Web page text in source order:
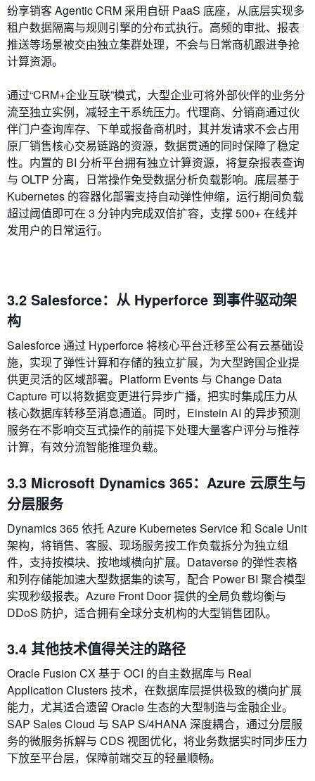
纷享销客 Agentic CRM 采用自研 PaaS 底座，从底层实现多
租户数据隔离与规则引擎的分布式执行。高频的审批、报表
推送等场景被交由独立集群处理，不会与日常商机跟进争抢
计算资源。
通过“CRM+企业互联”模式，大型企业可将外部伙伴的业务分
流至独立实例，减轻主干系统压力。代理商、分销商通过伙
伴门户查询库存、下单或报备商机时，其并发请求不会占用
原厂销售核心交易链路的资源，数据贯通的同时保障了稳定
性。内置的 BI 分析平台拥有独立计算资源，将复杂报表查询
与 OLTP 分离，日常操作免受数据分析负载影响。底层基于
Kubernetes 的容器化部署支持自动弹性伸缩，运行期间负载
超过阈值即可在 3 分钟内完成双倍扩容，支撑 500+ 在线并
发用户的日常运行。
3.2 Salesforce：从 Hyperforce 到事件驱动架
构
Salesforce 通过 Hyperforce 将核心平台迁移至公有云基础设
施，实现了弹性计算和存储的独立扩展，为大型跨国企业提
供更灵活的区域部署。Platform Events 与 Change Data
Capture 可以将数据变更进行异步广播，把实时集成压力从
核心数据库转移至消息通道。同时，Einstein AI 的异步预测
服务在不影响交互式操作的前提下处理大量客户评分与推荐
计算，有效分流智能推理负载。
3.3 Microsoft Dynamics 365：Azure 云原生与
分层服务
Dynamics 365 依托 Azure Kubernetes Service 和 Scale Unit
架构，将销售、客服、现场服务按工作负载拆分为独立组
件，支持按模块、按地域横向扩展。Dataverse 的弹性表格
和列存储能加速大型数据集的读写，配合 Power BI 聚合模型
实现秒级报表。Azure Front Door 提供的全局负载均衡与
DDoS 防护，适合拥有全球分支机构的大型销售团队。
3.4 其他技术值得关注的路径
Oracle Fusion CX 基于 OCI 的自主数据库与 Real
Application Clusters 技术，在数据库层提供极致的横向扩展
能力，尤其适合遗留 Oracle 生态的大型制造与金融企业。
SAP Sales Cloud 与 SAP S/4HANA 深度耦合，通过分层服
务的微服务拆解与 CDS 视图优化，将业务数据实时同步压力
下放至平台层，保障前端交互的轻量顺畅。